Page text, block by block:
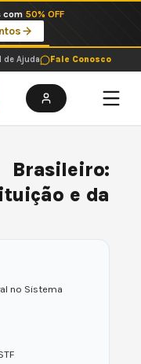
com 50% OFF
de Ajuda Fale Conosco
e da
no Sistema